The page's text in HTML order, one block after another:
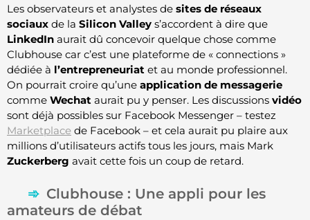
Les observateurs et analystes de sites de réseaux
sociaux de la Silicon Valley s’accordent à dire que
LinkedIn aurait dû concevoir quelque chose comme
Clubhouse car c’est une plateforme de « connections »
dédiée à l’entrepreneuriat et au monde professionnel.
On pourrait croire qu’une application de messagerie
comme Wechat aurait pu y penser. Les discussions vidéo
sont déjà possibles sur Facebook Messenger – testez
Marketplace de Facebook – et cela aurait pu plaire aux
millions d’utilisateurs actifs tous les jours, mais Mark
Zuckerberg avait cette fois un coup de retard.
Clubhouse : Une appli pour les
amateurs de débat